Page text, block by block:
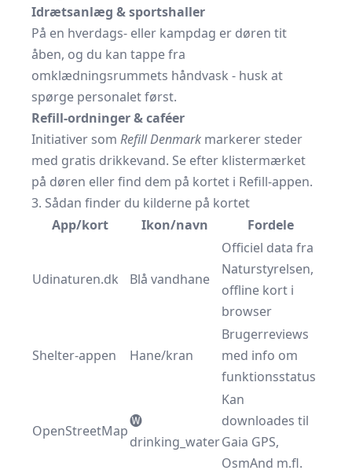
Idrætsanlæg & sportshaller
På en hverdags- eller kampdag er døren tit
åben, og du kan tappe fra
omklædningsrummets håndvask - husk at
spørge personalet først.
Refill-ordninger & caféer
Initiativer som Refill Denmark markerer steder
med gratis drikkevand. Se efter klistermærket
på døren eller find dem på kortet i Refill-appen.
3. Sådan finder du kilderne på kortet
App/kort
Ikon/navn Fordele
Udinaturen.dk Blå vandhane
Officiel data fra
Naturstyrelsen,
offline kort i
browser
Shelter-appen Hane/kran
Brugerreviews
med info om
funktionsstatus
OpenStreetMap
🅦
drinking_water
Kan
downloades til
Gaia GPS,
OsmAnd m.fl.